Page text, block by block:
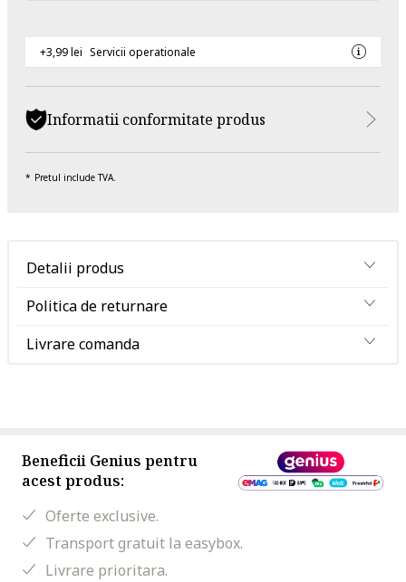
+3,99 lei Servicii operationale
Informatii conformitate produs
Pretul include TVA.
Detalii produs
Politica de returnare
Livrare comanda
Beneficii Genius pentru
acest produs:
Oferte exclusive.
Transport gratuit la easybox.
Livrare prioritara.